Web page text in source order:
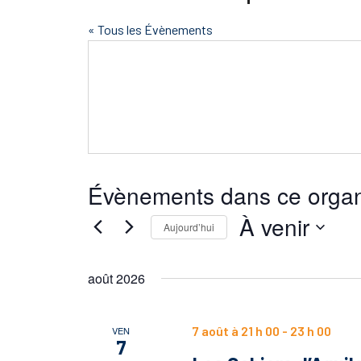
« Tous les Évènements
Évènements dans ce
Aujourd’hui À venir
août 2026
VEN
7
7 août à 21 h 00 - 23 h 00